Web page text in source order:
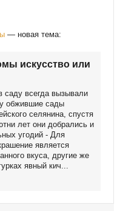
— новая тема:
искусство или
саду всегда вызывали
обжившие сады
селянина, спустя
лет они добрались и
угодий - Для
является
вкуса, другие же
явный кич...